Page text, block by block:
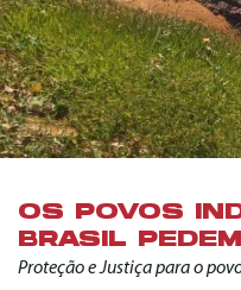
OS POVOS
BRASIL
Proteção e Justiça para o